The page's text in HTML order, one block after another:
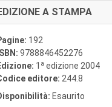
A STAMPA
192
9788846452276
1 a edizione 2004
editore: 244.8
Esaurito